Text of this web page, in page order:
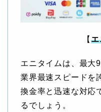
【 エ
エニタイムは、最大
業界最速スピードを
換金率と迅速な対応
るでしょう。